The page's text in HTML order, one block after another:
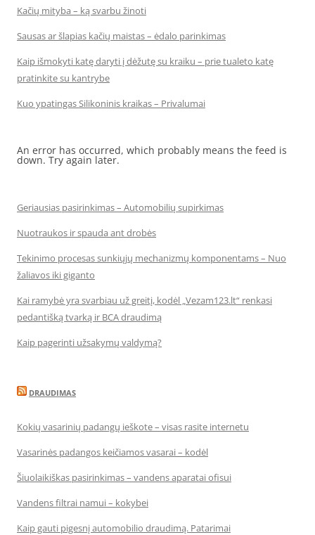
Kačių mityba – ką svarbu žinoti
Sausas ar šlapias kačių maistas – ėdalo parinkimas
Kaip išmokyti katę daryti į dėžutę su kraiku – prie tualeto katę
pratinkite su kantrybe
Kuo ypatingas Silikoninis kraikas – Privalumai
An error has occurred, which probably means the feed is
down. Try again later.
Geriausias pasirinkimas – Automobilių supirkimas
Nuotraukos ir spauda ant drobės
Tekinimo procesas sunkiųjų mechanizmų komponentams – Nuo
žaliavos iki giganto
Kai ramybė yra svarbiau už greitį, kodėl „Vezam123.lt“ renkasi
pedantišką tvarką ir BCA draudimą
Kaip pagerinti užsakymų valdymą?
DRAUDIMAS
Kokių vasarinių padangų ieškote – visas rasite internetu
Vasarinės padangos keičiamos vasarai – kodėl
Šiuolaikiškas pasirinkimas – vandens aparatai ofisui
Vandens filtrai namui – kokybei
Kaip gauti pigesnį automobilio draudimą. Patarimai